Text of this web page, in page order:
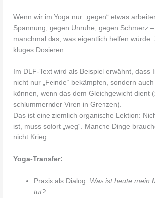
Wenn wir im Yoga nur „gegen“ etwas
Spannung, gegen Unruhe, gegen Schmerz
manchmal das, was eigentlich helfen würde:
kluges Dosieren.
Im DLF-Text wird als Beispiel erwähnt, dass
nicht nur „Feinde“ bekämpfen, sondern
können, wenn das dem Gleichgewicht dient
schlummernder Viren in Grenzen).
Das ist eine ziemlich organische Lektion:
ist, muss sofort „weg“. Manche Dinge
nicht Krieg.
Yoga-Transfer:
Praxis als Dialog: Was ist heute mein
tut?